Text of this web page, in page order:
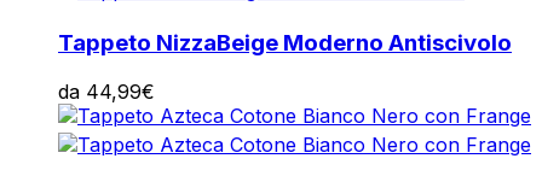
Tappeto NizzaBeige Moderno Antiscivolo
da 44,99€